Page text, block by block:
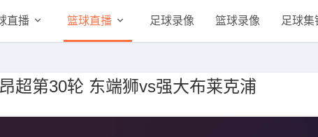
直播 篮球直播 足球录像 篮球录像 足球集
超第30轮 东端狮vs强大布莱克浦